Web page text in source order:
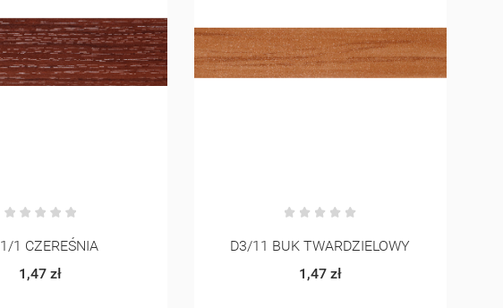
TWARDZIELOWY
1,47 zł
263 KOŚĆ SŁONIOWA
1,37 zł